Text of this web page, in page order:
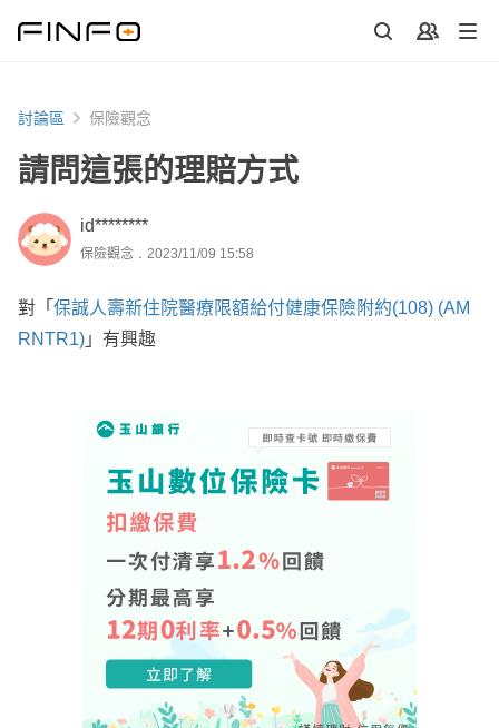
討論區 保險觀念
請問這張的理賠方式
id********
保險觀念．2023/11/09 15:58
對「 保誠人壽新住院醫療限額給付健康保險附約(108) (AM
RNTR1) 」有興趣